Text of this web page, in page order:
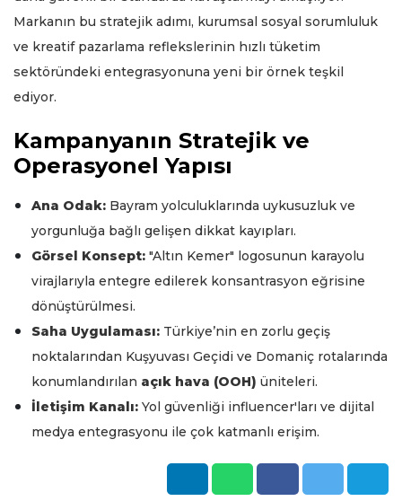
Markanın bu stratejik adımı, kurumsal sosyal sorumluluk
ve kreatif pazarlama reflekslerinin hızlı tüketim
sektöründeki entegrasyonuna yeni bir örnek teşkil
ediyor.
Kampanyanın Stratejik ve
Operasyonel Yapısı
Ana Odak: Bayram yolculuklarında uykusuzluk ve
yorgunluğa bağlı gelişen dikkat kayıpları.
Görsel Konsept: "Altın Kemer" logosunun karayolu
virajlarıyla entegre edilerek konsantrasyon eğrisine
dönüştürülmesi.
Saha Uygulaması: Türkiye’nin en zorlu geçiş
noktalarından Kuşyuvası Geçidi ve Domaniç rotalarında
konumlandırılan açık hava (OOH) üniteleri.
İletişim Kanalı: Yol güvenliği influencer'ları ve dijital
medya entegrasyonu ile çok katmanlı erişim.